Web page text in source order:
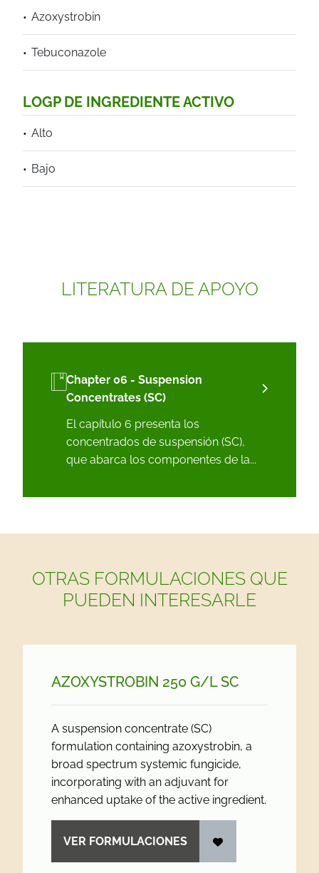
Azoxystrobin
Tebuconazole
LOGP DE INGREDIENTE ACTIVO
Alto
Bajo
LITERATURA DE APOYO
Chapter 06 - Suspension
Concentrates (SC)
El capítulo 6 presenta los
concentrados de suspensión (SC),
que abarca los componentes de la...
OTRAS FORMULACIONES QUE
PUEDEN INTERESARLE
AZOXYSTROBIN 250 G/L SC
A suspension concentrate (SC)
formulation containing azoxystrobin, a
broad spectrum systemic fungicide,
incorporating with an adjuvant for
enhanced uptake of the active ingredient.
VER FORMULACIONES